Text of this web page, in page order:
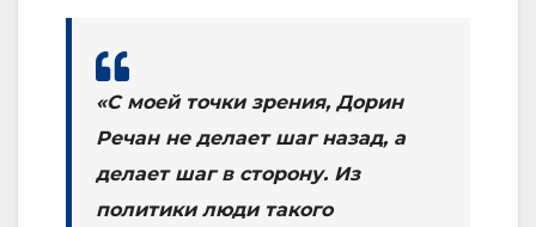
«С моей точки зрения, Дорин
Речан не делает шаг назад, а
делает шаг в сторону. Из
политики люди такого